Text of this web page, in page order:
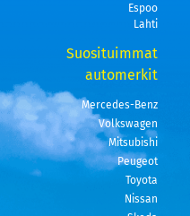
Espoo
Lahti
Suosituimmat
automerkit
Mercedes-Benz
Volkswagen
Mitsubishi
Peugeot
Toyota
Nissan